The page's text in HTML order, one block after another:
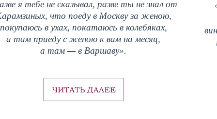
я тебе не сказывал, разве ты не знал от
что поеду в Москву за женою,
покупаюсь в ухах, покатаюсь в колебяках,
а там приеду с женою к вам на месяц,
а там — в Варшаву».